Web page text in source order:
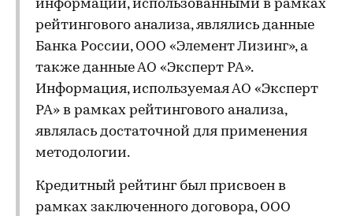
информации, использованными в рамках
рейтингового анализа, являлись данные
Банка России, ООО «Элемент Лизинг», а
также данные АО «Эксперт РА».
Информация, используемая АО «Эксперт
РА» в рамках рейтингового анализа,
являлась достаточной для применения
методологии.
Кредитный рейтинг был присвоен в
рамках заключенного договора, ООО